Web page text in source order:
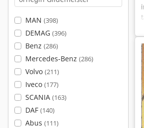
MAN (398)
DEMAG (396)
Benz (286)
Mercedes-Benz (286)
Volvo (211)
Iveco (177)
SCANIA (163)
DAF (140)
Abus (111)